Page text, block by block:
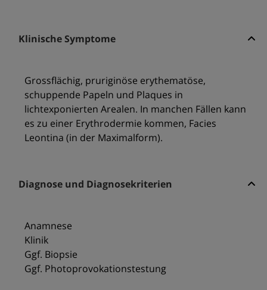
Klinische Symptome
Grossflächig, pruriginöse erythematöse,
schuppende Papeln und Plaques in
lichtexponierten Arealen. In manchen Fällen kann
es zu einer Erythrodermie kommen, Facies
Leontina (in der Maximalform).
Diagnose und Diagnosekriterien
Anamnese
Klinik
Ggf. Biopsie
Ggf. Photoprovokationstestung